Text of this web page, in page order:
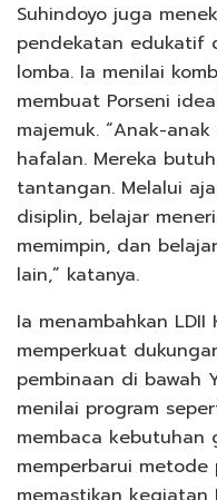
Suhindoyo juga
pendekatan edukatif
lomba. Ia menilai
membuat Porseni
majemuk. “Anak-
hafalan. Mereka
tantangan. Melalui
disiplin, belajar
memimpin, dan
lain,” katanya.
Ia menambahkan
memperkuat
pembinaan di bawah
menilai program
membaca kebutuhan
memperbarui metode